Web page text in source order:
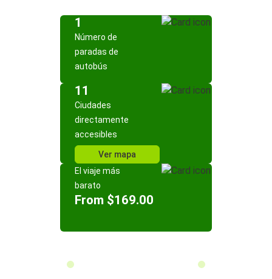
1
Número de
paradas de
autobús
11
Ciudades
directamente
accesibles
Ver mapa
El viaje más
barato
From $169.00